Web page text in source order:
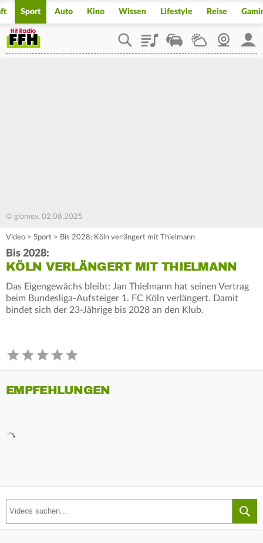
Sport Auto Kino Wissen Lifestyle Reise
PlaylistStaupilotWetterWebcam
© glomex, 02.08.2025
Video > Sport > Bis 2028: Köln verlängert mit Thielmann
Bis 2028:
KÖLN VERLÄNGERT MIT THIELMANN
Das Eigengewächs bleibt: Jan Thielmann hat seinen Vertrag
beim Bundesliga-Aufsteiger 1. FC Köln verlängert. Damit
bindet sich der 23-Jährige bis 2028 an den Klub.
EMPFEHLUNGEN